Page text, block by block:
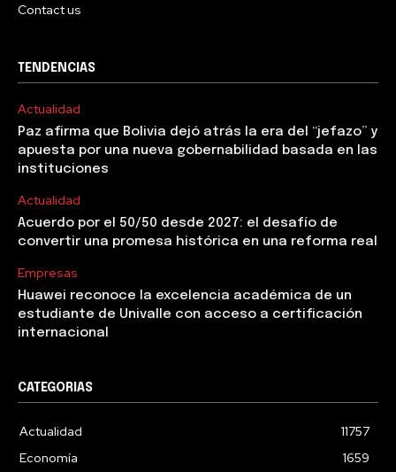
Contact us
TENDENCIAS
Actualidad
Paz afirma que Bolivia dejó atrás la era del “jefazo” y
apuesta por una nueva gobernabilidad basada en las
instituciones
Actualidad
Acuerdo por el 50/50 desde 2027: el desafío de
convertir una promesa histórica en una reforma real
Empresas
Huawei reconoce la excelencia académica de un
estudiante de Univalle con acceso a certificación
internacional
CATEGORIAS
Actualidad
11757
Economía
1659